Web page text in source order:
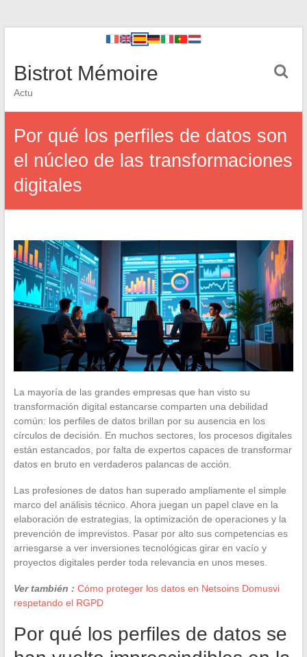
Bistrot Mémoire
Actu
Por qué los perfiles de datos son
el núcleo de las transformaciones
digitales
La mayoría de las grandes empresas que han visto su
transformación digital estancarse comparten una debilidad
común: los perfiles de datos brillan por su ausencia en los
círculos de decisión. En muchos sectores, los procesos digitales
están estancados, por falta de expertos capaces de transformar
datos en bruto en verdaderos palancas de acción.
Las profesiones de datos han superado ampliamente el simple
marco del análisis técnico. Ahora juegan un papel clave en la
elaboración de estrategias, la optimización de operaciones y la
prevención de imprevistos. Pasar por alto sus competencias es
arriesgarse a ver inversiones tecnológicas girar en vacío y
proyectos digitales perder toda relevancia en unos meses.
Ver también : Cómo proteger los datos en Netsoins Domusvi
respetando el RGPD
Por qué los perfiles de datos se